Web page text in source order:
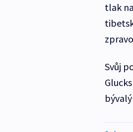
tlak
Svůj